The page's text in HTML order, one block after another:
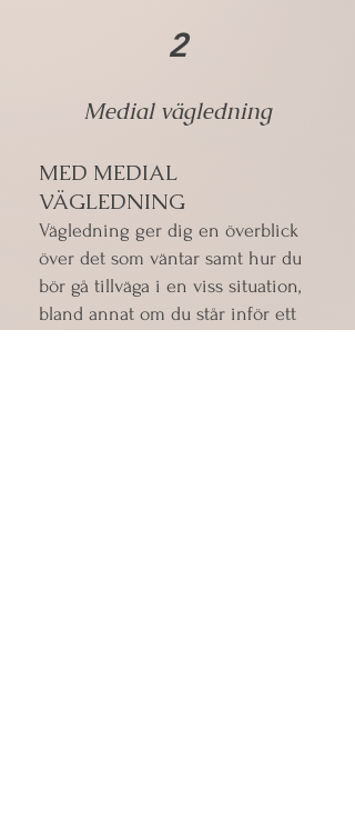
2
Medial vägledning
MED MEDIAL
VÄGLEDNING
Vägledning ger dig en överblick
över det som väntar samt hur du
bör gå tillväga i en viss situation,
bland annat om du står inför ett